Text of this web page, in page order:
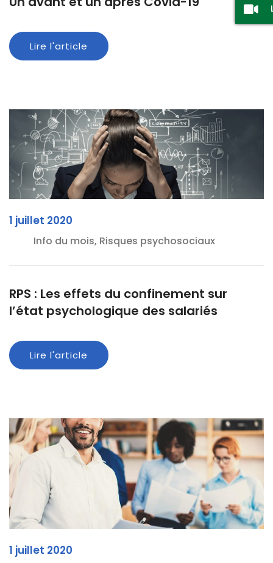
Lire l'article
1 juillet 2020
Info du mois, Risques psychosociaux
RPS : Les effets du confinement sur
l’état psychologique des salariés
Lire l'article
1 juillet 2020